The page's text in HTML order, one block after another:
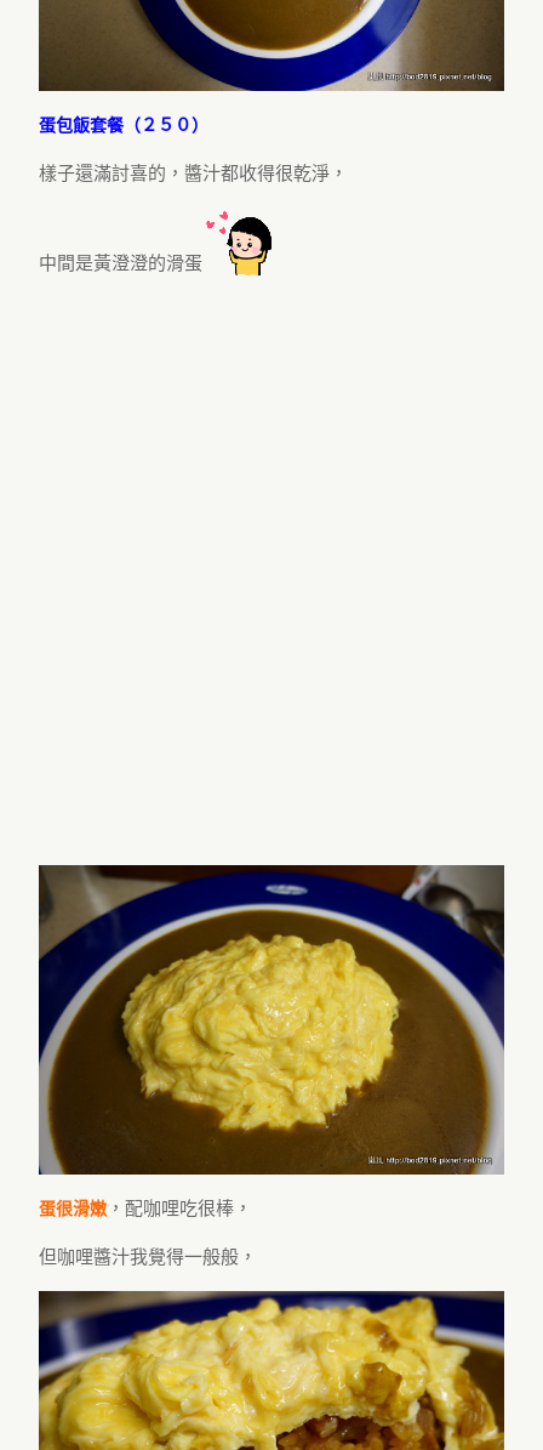
蛋包飯套餐（２５０）
樣子還滿討喜的，醬汁都收得很乾淨，
中間是黃澄澄的滑蛋
蛋很滑嫩 ，配咖哩吃很棒，
但咖哩醬汁我覺得一般般，